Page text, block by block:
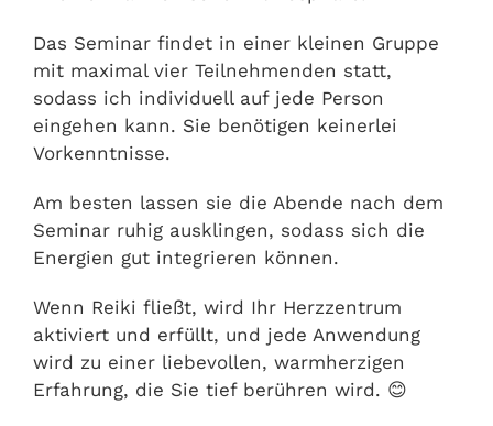
Das Seminar findet in einer kleinen Gruppe
mit maximal vier Teilnehmenden statt,
sodass ich individuell auf jede Person
eingehen kann. Sie benötigen keinerlei
Vorkenntnisse.
Am besten lassen sie die Abende nach dem
Seminar ruhig ausklingen, sodass sich die
Energien gut integrieren können.
Wenn Reiki fließt, wird Ihr Herzzentrum
aktiviert und erfüllt, und jede Anwendung
wird zu einer liebevollen, warmherzigen
Erfahrung, die Sie tief berühren wird. 😊